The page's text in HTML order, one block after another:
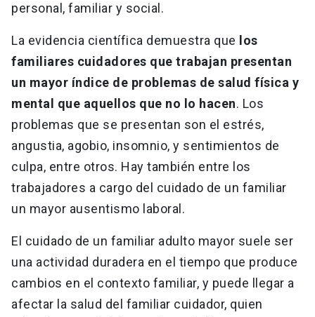
personal, familiar y social.
La evidencia científica demuestra que
los
familiares cuidadores que trabajan presentan
un mayor índice de problemas de salud física y
mental que aquellos que no lo hacen. Los
problemas que se presentan son el estrés,
angustia, agobio, insomnio, y sentimientos de
culpa, entre otros. Hay también entre los
trabajadores a cargo del cuidado de un familiar
un mayor ausentismo laboral.
El cuidado de un familiar adulto mayor suele ser
una actividad duradera en el tiempo que produce
cambios en el contexto familiar, y puede llegar a
afectar la salud del familiar cuidador, quien